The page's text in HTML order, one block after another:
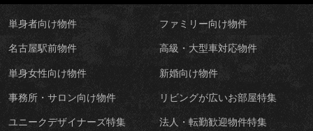
単身者向け物件 ファミリー向け物件
名古屋駅前物件 高級・大型車対応物件
単身女性向け物件 新婚向け物件
事務所・サロン向け物件 リビングが広いお部屋特集
ユニークデザイナーズ特集 法人・転勤歓迎物件特集